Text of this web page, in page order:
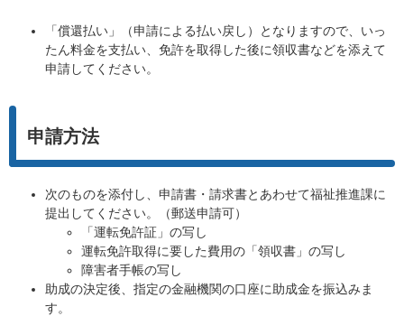
「償還払い」（申請による払い戻し）となりますので、いっ
たん料金を支払い、免許を取得した後に領収書などを添えて
申請してください。
申請方法
次のものを添付し、申請書・請求書とあわせて福祉推進課に
提出してください。（郵送申請可）
「運転免許証」の写し
運転免許取得に要した費用の「領収書」の写し
障害者手帳の写し
助成の決定後、指定の金融機関の口座に助成金を振込みま
す。